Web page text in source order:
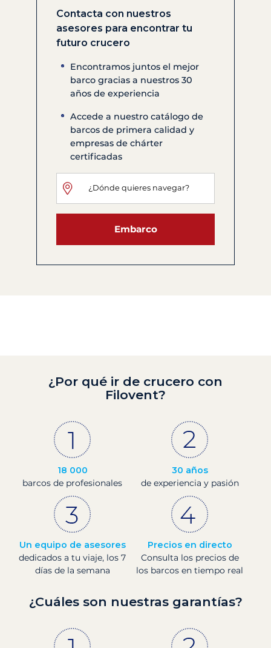
Contacta con nuestros
asesores para encontrar tu
futuro crucero
Encontramos juntos el mejor
barco gracias a nuestros 30
años de experiencia
Accede a nuestro catálogo de
barcos de primera calidad y
empresas de chárter
certificadas
Embarco
¿Por qué ir de crucero con
Filovent?
18 000
barcos de profesionales
30 años
de experiencia y pasión
Un equipo de asesores
dedicados a tu viaje, los 7
días de la semana
Precios en directo
Consulta los precios de
los barcos en tiempo real
¿Cuáles son nuestras garantías?